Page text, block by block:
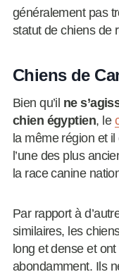
généralement pas
statut de chiens de
Chiens de
Bien qu’il ne
chien égyptien, le
la même région et
l’une des plus
la race canine
Par rapport à
similaires, les
long et dense et
abondamment. Ils